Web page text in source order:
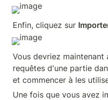
Enfin, cliquez sur
Vous devriez
requêtes d'une partie
et commencer à les
Une fois que vous avez